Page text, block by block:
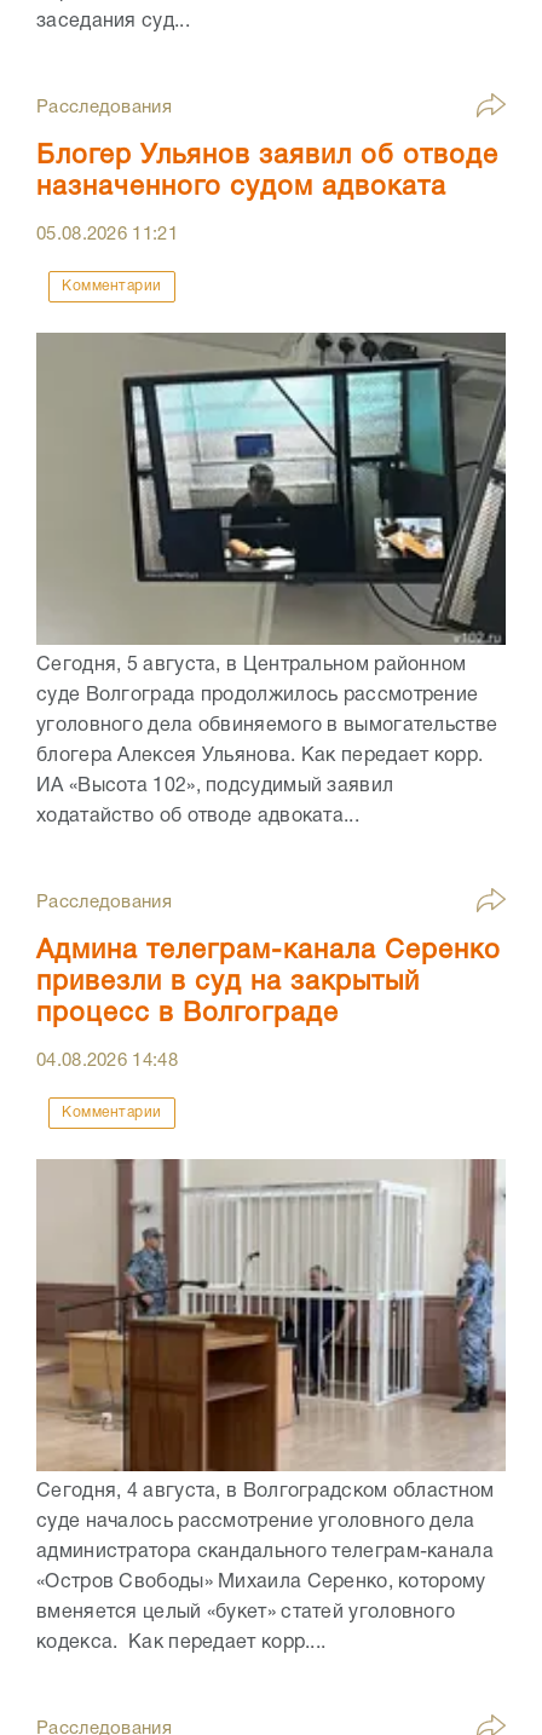
заседания суд...
Расследования
Блогер Ульянов заявил об отводе
назначенного судом адвоката
05.08.2026 11:21
Комментарии
Сегодня, 5 августа, в Центральном районном
суде Волгограда продолжилось рассмотрение
уголовного дела обвиняемого в вымогательстве
блогера Алексея Ульянова. Как передает корр.
ИА «Высота 102», подсудимый заявил
ходатайство об отводе адвоката...
Расследования
Админа телеграм-канала Серенко
привезли в суд на закрытый
процесс в Волгограде
04.08.2026 14:48
Комментарии
Сегодня, 4 августа, в Волгоградском областном
суде началось рассмотрение уголовного дела
администратора скандального телеграм-канала
«Остров Свободы» Михаила Серенко, которому
вменяется целый «букет» статей уголовного
кодекса. Как передает корр....
Расследования